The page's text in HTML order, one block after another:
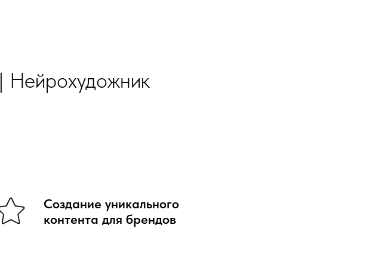
| Нейрохудожник
Создание уникального
контента для брендов